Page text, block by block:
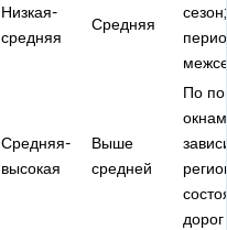
Низкая-
средняя
Средняя
Средняя-
высокая
Выше
средней
По
дорог